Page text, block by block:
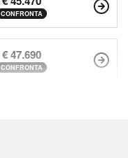
CONFRONTA
€ 47.690
CONFRONTA